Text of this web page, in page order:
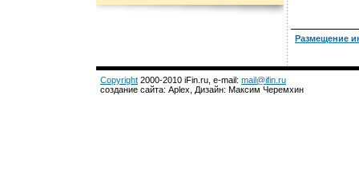
Размещение
Copyright 2000-2010 iFin.ru, e-mail: mail@ifin.ru
создание сайта: Aplex, Дизайн: Максим Черемхин